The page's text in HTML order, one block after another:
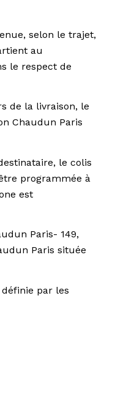
selon le trajet,
au
le respect de
de la livraison, le
Chaudun Paris
le colis
programmée à
est
Paris- 149,
Paris située
par les